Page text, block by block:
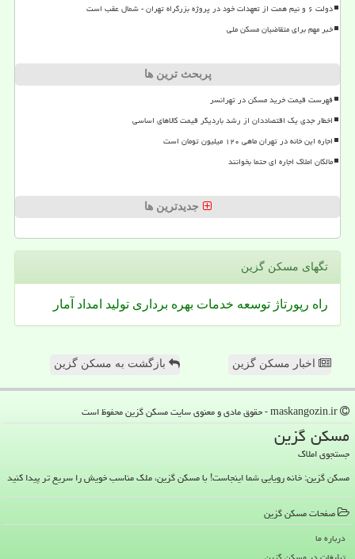
دولت ۶ و نیم همت از تعهدات خود در پروژه بزرگراه تهران - شمال عقب است
خبر مهم برای متقاضیان مسکن ملی
پربحث ترین ها
فهرست قیمت خرید مسکن در تهرانسر
اخطار جدی یک اقتصاددان از رشد باردیگر قیمت کالاهای اساسی
اجاره این خانه در تهران ماهی ۱۲۰ میلیون تومان است
مالکان املاک اجاره ای حتما بخوانند
جدیدترین ها
تگهای مسكن گزین
راه رپورتاژ توسعه خدمات بهره برداری تولید امداد آمار
اخبار مسکن گزین بازگشت به مسکن گزین
مسكن گزین
جستجوی املاک
مسکن گزین: خانه رویایی شما اینجاست! با مسکن گزین، ملک مناسب خویش را سریع تر پیدا کنید
صفحات مسكن گزین
درباره ما